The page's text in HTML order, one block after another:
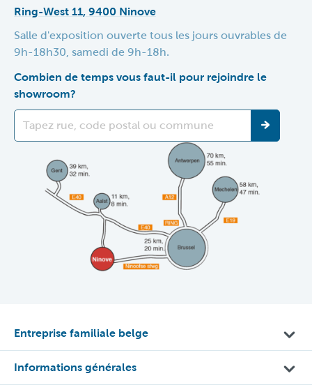
Ring-West 11, 9400 Ninove
Salle d'exposition ouverte tous les jours ouvrables de
9h-18h30, samedi de 9h-18h.
Combien de temps vous faut-il pour rejoindre le
showroom?
Entreprise familiale belge
Informations générales